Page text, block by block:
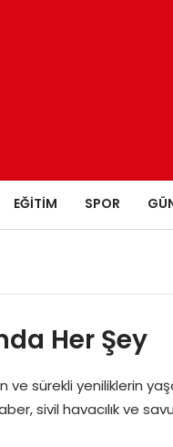
EĞITIM SPOR
Her Şey
ve sürekli yeniliklerin
sivil havacılık ve